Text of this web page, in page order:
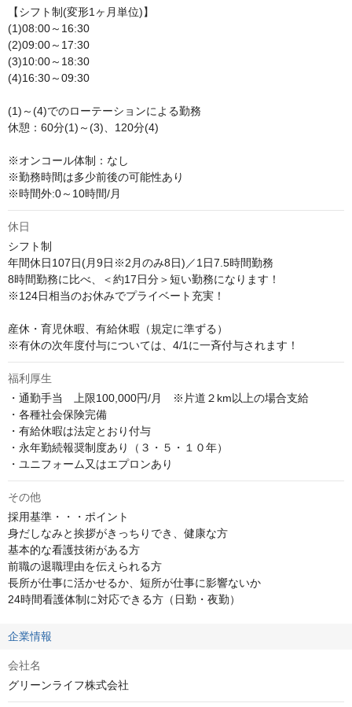
【シフト制(変形1ヶ月単位)】
(1)08:00～16:30
(2)09:00～17:30
(3)10:00～18:30
(4)16:30～09:30
(1)～(4)でのローテーションによる勤務
休憩：60分(1)～(3)、120分(4)
※オンコール体制：なし
※勤務時間は多少前後の可能性あり
※時間外:0～10時間/月
休日
シフト制
年間休日107日(月9日※2月のみ8日)／1日7.5時間勤務
8時間勤務に比べ、＜約17日分＞短い勤務になります！
※124日相当のお休みでプライベート充実！
産休・育児休暇、有給休暇（規定に準ずる）
※有休の次年度付与については、4/1に一斉付与されます！
福利厚生
・通勤手当　上限100,000円/月　※片道２km以上の場合支給
・各種社会保険完備
・有給休暇は法定とおり付与
・永年勤続報奨制度あり（３・５・１０年）
・ユニフォーム又はエプロンあり
その他
採用基準・・・ポイント
身だしなみと挨拶がきっちりでき、健康な方
基本的な看護技術がある方
前職の退職理由を伝えられる方
長所が仕事に活かせるか、短所が仕事に影響ないか
24時間看護体制に対応できる方（日勤・夜勤）
企業情報
会社名
グリーンライフ株式会社